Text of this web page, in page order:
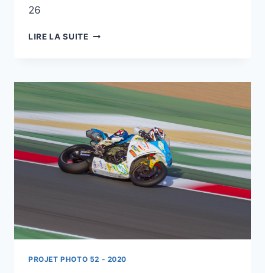
26
LIRE LA SUITEPROJET
–
–
MASSIF
DES
BAUGES
PROJET PHOTO 52 - 2020